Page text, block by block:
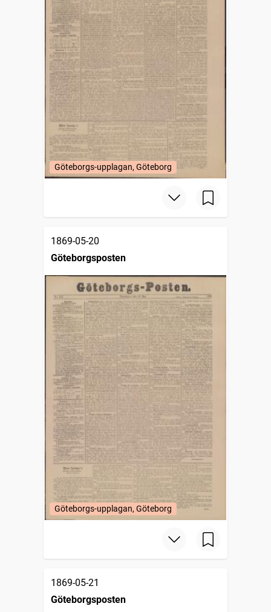
Göteborgs-upplagan, Göteborg
1869-05-20
Göteborgsposten
Göteborgs-upplagan, Göteborg
1869-05-21
Göteborgsposten